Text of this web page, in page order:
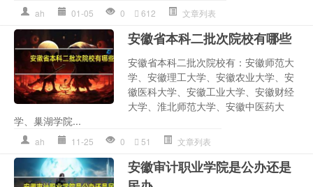
ah 01-05 0 612 文章列表
安徽省本科二批次院校有哪些
安徽省本科二批次院校有：安徽师范大
学、安徽理工大学、安徽农业大学、安
徽医科大学、安徽工业大学、安徽财经
大学、淮北师范大学、安徽中医药大
学、巢湖学院...
ah 11-25 0 51 文章列表
安徽审计职业学院是公办还是